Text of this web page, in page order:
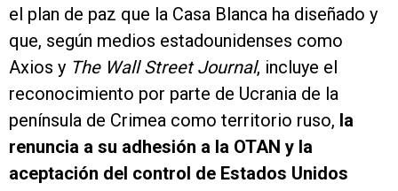
el plan de paz que la Casa Blanca ha diseñado y
que, según medios estadounidenses como
Axios y The Wall Street Journal, incluye el
reconocimiento por parte de Ucrania de la
península de Crimea como territorio ruso, la
renuncia a su adhesión a la OTAN y la
aceptación del control de Estados Unidos